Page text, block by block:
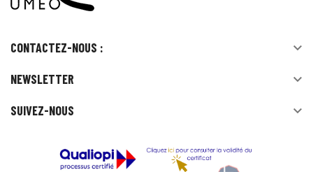
CONTACTEZ-NOUS : 
NEWSLETTER 
SUIVEZ-NOUS 